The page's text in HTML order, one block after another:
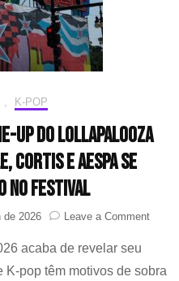
no
Lollapalooza
K-POP
up do Lollapalooza
CORTIS e aespa se
no festival
de 2026 Leave a Commenton
no
acaba de revelar seu
pop têm motivos de sobra